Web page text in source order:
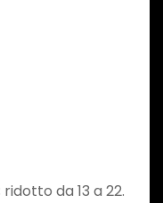
da 13 a 22.